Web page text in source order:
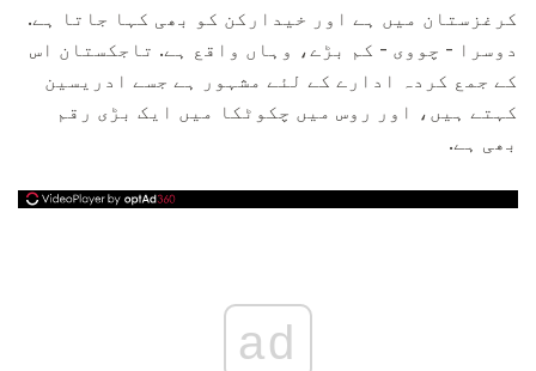
کرغزستان میں ہے اور خیدارکن کو بھی کہا جاتا ہے.
دوسرا - چووی - کم بڑے، وہاں واقع ہے. تاجکستان اس
کے جمع کردہ ادارے کے لئے مشہور ہے جسے ادریسین
کہتے ہیں، اور روس میں چکوٹکا میں ایک بڑی رقم
بھی ہے.
ad